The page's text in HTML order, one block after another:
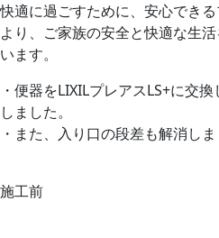
快適に過ごすために、安心でき
より、ご家族の安全と快適な生
います。
・便器をLIXILプレアスLS+に交
しました。
・また、入り口の段差も解消しま
施工前